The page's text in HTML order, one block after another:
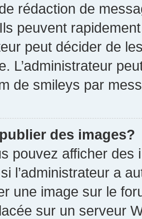
rédaction de
peuvent
peut décider de
L’administrateur
de smileys par
des images?
pouvez afficher
l’administrateur a
une image sur le
sur un serveur